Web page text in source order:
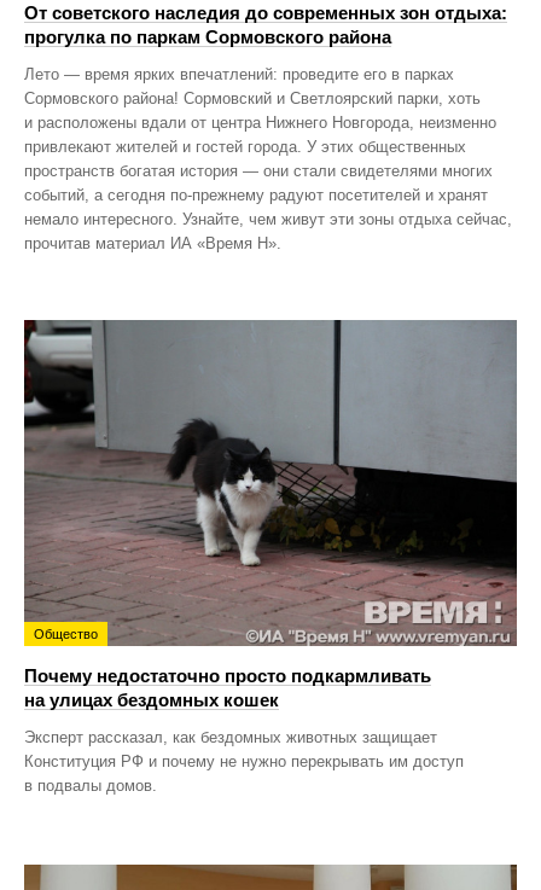
От советского наследия до современных зон отдыха:
прогулка по паркам Сормовского района
Лето — время ярких впечатлений: проведите его в парках
Сормовского района! Сормовский и Светлоярский парки, хоть
и расположены вдали от центра Нижнего Новгорода, неизменно
привлекают жителей и гостей города. У этих общественных
пространств богатая история — они стали свидетелями многих
событий, а сегодня по‑прежнему радуют посетителей и хранят
немало интересного. Узнайте, чем живут эти зоны отдыха сейчас,
прочитав материал ИА «Время Н».
Общество
Почему недостаточно просто подкармливать
на улицах бездомных кошек
Эксперт рассказал, как бездомных животных защищает
Конституция РФ и почему не нужно перекрывать им доступ
в подвалы домов.